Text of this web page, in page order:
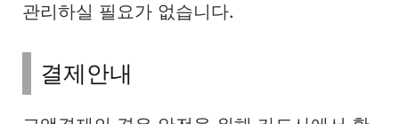
관리하실 필요가 없습니다.
결제안내